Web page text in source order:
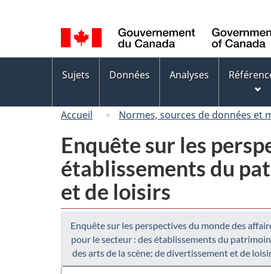
de
la
langue
des
Sujets Données Analyses
Accueil Normes, sources de données et
Enquête sur les
établissements du
et de loisirs
Enquête sur les perspectives du monde des
pour le secteur : des établissements du
des arts de la scène; de divertissement et de